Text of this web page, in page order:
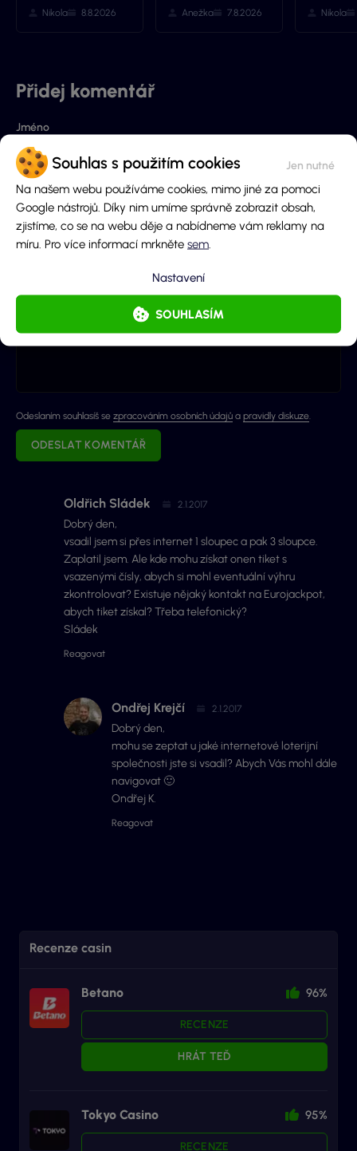
Souhlas s použitím cookies
Na našem webu používáme cookies, mimo jiné za pomoci
Google nástrojů. Díky nim umíme správně zobrazit obsah,
zjistíme, co se na webu děje a nabídneme vám reklamy na
míru. Pro více informací mrkněte sem
SOUHLASÍM
Nastavení
Nikola 8.8.2026 Anežka 7.8.2026 Nikola
Přidej komentář
Jméno
E-mail (nebude zobrazen)
Odeslaním souhlasíš se zpracováním osobních údajů a pravidly diskuze.
ODESLAT KOMENTÁŘ
Oldřich Sládek 2.1.2017
Dobrý den,
vsadil jsem si přes internet 1 sloupec a pak 3 sloupce.
Zaplatil jsem. Ale kde mohu získat onen tiket s
vsazenými čísly, abych si mohl eventuální výhru
zkontrolovat? Existuje nějaký kontakt na Eurojackpot,
abych tiket získal? Třeba telefonický?
Sládek
Reagovat
Ondřej Krejčí 2.1.2017
Dobrý den,
mohu se zeptat u jaké internetové loterijní
společnosti jste si vsadil? Abych Vás mohl dále
navigovat 🙂
Ondřej K.
Reagovat
Recenze casin
Betano 96%
RECENZE
HRÁT TEĎ
Tokyo Casino 95%
RECENZE